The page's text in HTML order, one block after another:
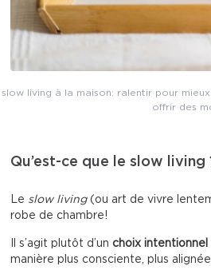
slow living à la maison: ralentir pour
offrir des
Qu’est-ce que le slow living
Le slow living(ou art de vivre
robe de chambre!
Il s’agit plutôt d’un choix intentionnel
manière plus consciente, plus